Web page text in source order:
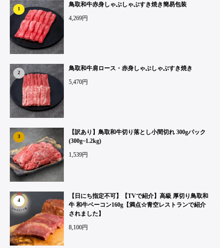
1
鳥取和牛赤身しゃぶしゃぶすき焼き簡易包装
4,269円
2
鳥取和牛肩ロース・赤身しゃぶしゃぶすき焼き
5,470円
3
【訳あり】鳥取和牛切り落とし小間切れ 300gパック
(300g~1.2kg)
1,539円
4
【日にち指定不可】【TVで紹介】高級 厚切り鳥取和
牛 和牛ベーコン160g【満点☆青空レストランで紹介
されました】
8,100円